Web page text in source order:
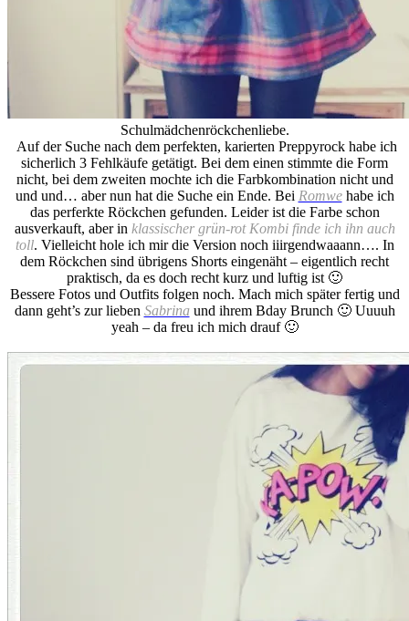
Schulmädchenröckchenliebe.
Auf der Suche nach dem perfekten, karierten Preppyrock habe ich
sicherlich 3 Fehlkäufe getätigt. Bei dem einen stimmte die Form
nicht, bei dem zweiten mochte ich die Farbkombination nicht und
und und… aber nun hat die Suche ein Ende. Bei Romwehabe ich
das perferkte Röckchen gefunden. Leider ist die Farbe schon
ausverkauft, aber in klassischer grün-rot Kombi finde ich ihn auch
toll. Vielleicht hole ich mir die Version noch iiirgendwaaann…. In
dem Röckchen sind übrigens Shorts eingenäht – eigentlich recht
praktisch, da es doch recht kurz und luftig ist 🙂
Bessere Fotos und Outfits folgen noch. Mach mich später fertig und
dann geht’s zur lieben Sabrinaund ihrem Bday Brunch 🙂 Uuuuh
yeah – da freu ich mich drauf 🙂